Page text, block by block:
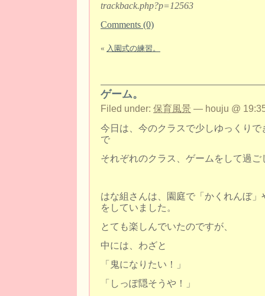
trackback.php?p=12563
Comments (0)
« 入園式の練習。
ゲーム。
Filed under: 保育風景 — houju @
今日は、今のクラスで少しゆっくり
で
それぞれのクラス、ゲームをして過ご
はな組さんは、園庭で「かくれんぼ
をしていました。
とても楽しんでいたのですが、
中には、わざと
「鬼になりたい！」
「しっぽ隠そうや！」